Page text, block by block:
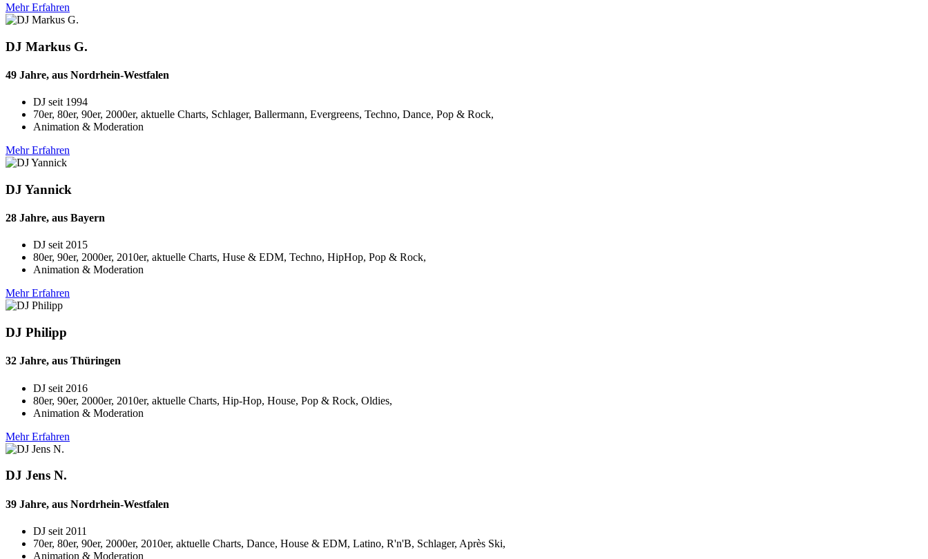
Mehr Erfahren
DJ Markus G.
49 Jahre, aus Nordrhein-Westfalen
DJ seit 1994
70er, 80er, 90er, 2000er, aktuelle Charts, Schlager, Ballermann, Evergreens, Techno, Dance, Pop & Rock,
Animation & Moderation
Mehr Erfahren
DJ Yannick
28 Jahre, aus Bayern
DJ seit 2015
80er, 90er, 2000er, 2010er, aktuelle Charts, Huse & EDM, Techno, HipHop, Pop & Rock,
Animation & Moderation
Mehr Erfahren
DJ Philipp
32 Jahre, aus Thüringen
DJ seit 2016
80er, 90er, 2000er, 2010er, aktuelle Charts, Hip-Hop, House, Pop & Rock, Oldies,
Animation & Moderation
Mehr Erfahren
DJ Jens N.
39 Jahre, aus Nordrhein-Westfalen
DJ seit 2011
70er, 80er, 90er, 2000er, 2010er, aktuelle Charts, Dance, House & EDM, Latino, R'n'B, Schlager, Après Ski,
Animation & Moderation